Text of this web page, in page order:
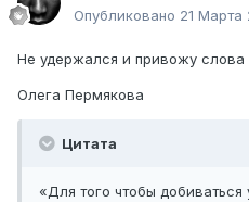
Опубликовано 21 Марта
Не удержался и привожу
Олега Пермякова
Цитата
«Для того чтобы